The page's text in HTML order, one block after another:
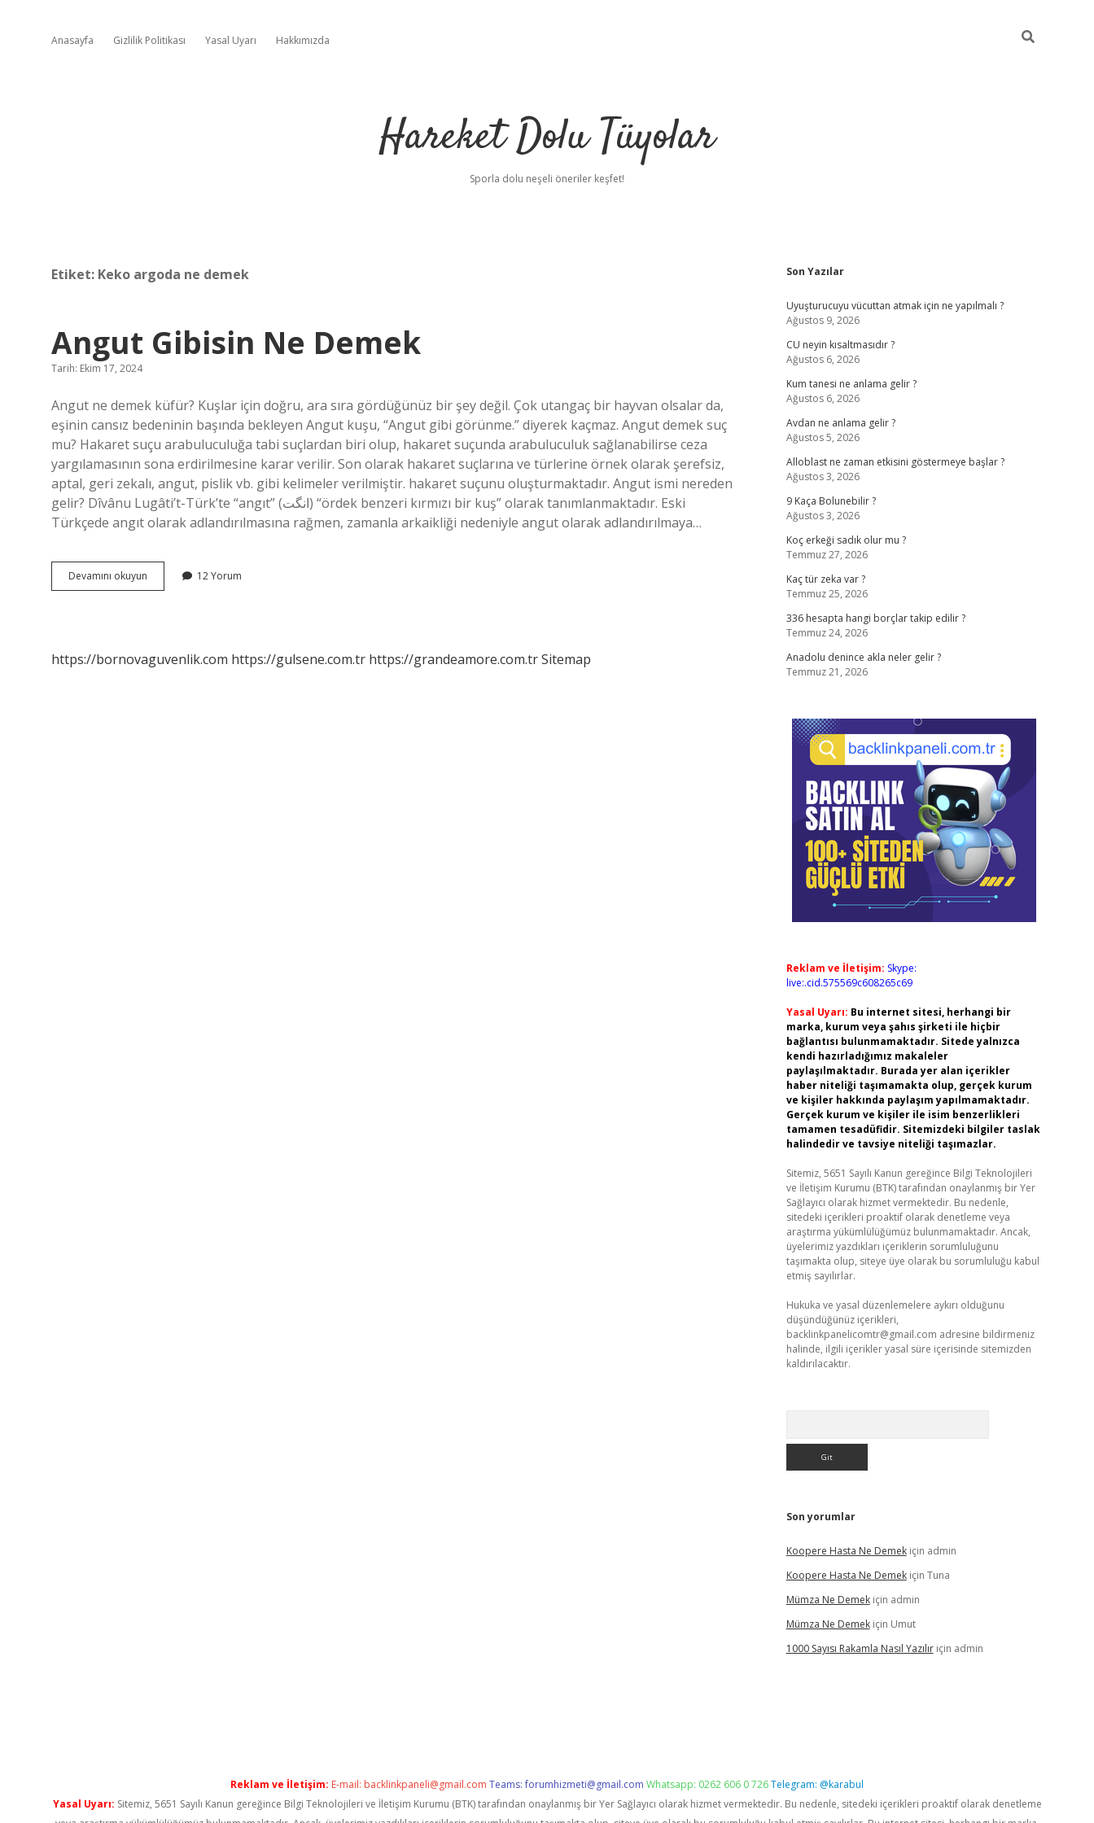
Anasayfa Gizlilik Politikası Yasal Uyarı Hakkımızda
Hareket Dolu Tüyolar
Sporla dolu neşeli öneriler keşfet!
Etiket: Keko argoda ne demek
Angut Gibisin Ne Demek
Tarih: Ekim 17, 2024
Angut ne demek küfür? Kuşlar için doğru, ara sıra gördüğünüz bir şey değil. Çok utangaç bir hayvan olsalar da,
eşinin cansız bedeninin başında bekleyen Angut kuşu, “Angut gibi görünme.” diyerek kaçmaz. Angut demek suç
mu? Hakaret suçu arabuluculuğa tabi suçlardan biri olup, hakaret suçunda arabuluculuk sağlanabilirse ceza
yargılamasının sona erdirilmesine karar verilir. Son olarak hakaret suçlarına ve türlerine örnek olarak şerefsiz,
aptal, geri zekalı, angut, pislik vb. gibi kelimeler verilmiştir. hakaret suçunu oluşturmaktadır. Angut ismi nereden
gelir? Dîvânu Lugâti’t-Türk’te “angıt” (انگت) “ördek benzeri kırmızı bir kuş” olarak tanımlanmaktadır. Eski
Türkçede angıt olarak adlandırılmasına rağmen, zamanla arkaikliği nedeniyle angut olarak adlandırılmaya…
Devamını okuyun
Gibisin
12 Yorum
https://bornovaguvenlik.com https://gulsene.com.tr https://grandeamore.com.trSitemap
Sidebar
Son Yazılar
Uyuşturucuyu vücuttan atmak için ne yapılmalı ?
Ağustos 9, 2026
CU neyin kısaltmasıdır ?
Ağustos 6, 2026
Kum tanesi ne anlama gelir ?
Ağustos 6, 2026
Avdan ne anlama gelir ?
Ağustos 5, 2026
Alloblast ne zaman etkisini göstermeye başlar ?
Ağustos 3, 2026
9 Kaça Bolunebilir ?
Ağustos 3, 2026
Koç erkeği sadık olur mu ?
Temmuz 27, 2026
Kaç tür zeka var ?
Temmuz 25, 2026
336 hesapta hangi borçlar takip edilir ?
Temmuz 24, 2026
Anadolu denince akla neler gelir ?
Temmuz 21, 2026
Reklam ve İletişim: Skype:
live:.cid.575569c608265c69
Yasal Uyarı: Bu internet sitesi, herhangi bir
marka, kurum veya şahıs şirketi ile hiçbir
bağlantısı bulunmamaktadır. Sitede yalnızca
kendi hazırladığımız makaleler
paylaşılmaktadır. Burada yer alan içerikler
haber niteliği taşımamakta olup, gerçek kurum
ve kişiler hakkında paylaşım yapılmamaktadır.
Gerçek kurum ve kişiler ile isim benzerlikleri
tamamen tesadüfidir. Sitemizdeki bilgiler taslak
halindedir ve tavsiye niteliği taşımazlar.
Sitemiz, 5651 Sayılı Kanun gereğince Bilgi Teknolojileri
ve İletişim Kurumu (BTK) tarafından onaylanmış bir Yer
Sağlayıcı olarak hizmet vermektedir. Bu nedenle,
sitedeki içerikleri proaktif olarak denetleme veya
araştırma yükümlülüğümüz bulunmamaktadır. Ancak,
üyelerimiz yazdıkları içeriklerin sorumluluğunu
taşımakta olup, siteye üye olarak bu sorumluluğu kabul
etmiş sayılırlar.
Hukuka ve yasal düzenlemelere aykırı olduğunu
düşündüğünüz içerikleri,
backlinkpanelicomtr@gmail.com adresine bildirmeniz
halinde, ilgili içerikler yasal süre içerisinde sitemizden
kaldırılacaktır.
Son yorumlar
Koopere Hasta Ne Demekiçin admin
Koopere Hasta Ne Demekiçin Tuna
Mümza Ne Demekiçin admin
Mümza Ne Demekiçin Umut
1000 Sayısı Rakamla Nasıl Yazılıriçin admin
Reklam ve İletişim: E-mail: backlinkpaneli@gmail.com Teams:forumhizmeti@gmail.com Whatsapp: 0262 606 0 726Telegram: @karabul
Yasal Uyarı: Sitemiz, 5651 Sayılı Kanun gereğince Bilgi Teknolojileri ve İletişim Kurumu (BTK) tarafından onaylanmış bir Yer Sağlayıcı olarak hizmet vermektedir. Bu nedenle, sitedeki içerikleri proaktif olarak denetleme